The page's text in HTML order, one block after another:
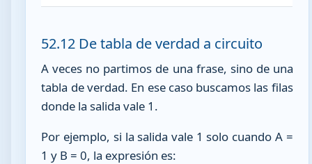
52.12 De tabla de verdad a circuito
A veces no partimos de una frase, sino de una
tabla de verdad. En ese caso buscamos las filas
donde la salida vale 1.
Por ejemplo, si la salida vale 1 solo cuando A =
1 y B = 0, la expresión es: